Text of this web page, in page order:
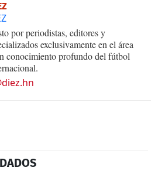
por periodistas, editores y
exclusivamente en el área
conocimiento profundo del fútbol